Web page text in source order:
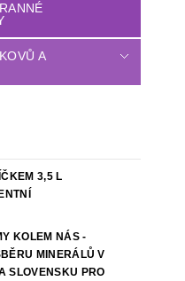
A
3,5 L
KOLEM NÁS -
MINERÁLŮ V
SLOVENSKU PRO